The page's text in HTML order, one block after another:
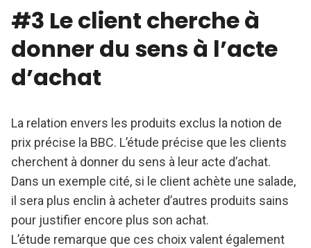
#3 Le client cherche à
donner du sens à l’acte
d’achat
La relation envers les produits exclus la notion de
prix précise la BBC. L’étude précise que les clients
cherchent à donner du sens à leur acte d’achat.
Dans un exemple cité, si le client achète une salade,
il sera plus enclin à acheter d’autres produits sains
pour justifier encore plus son achat.
L’étude remarque que ces choix valent également